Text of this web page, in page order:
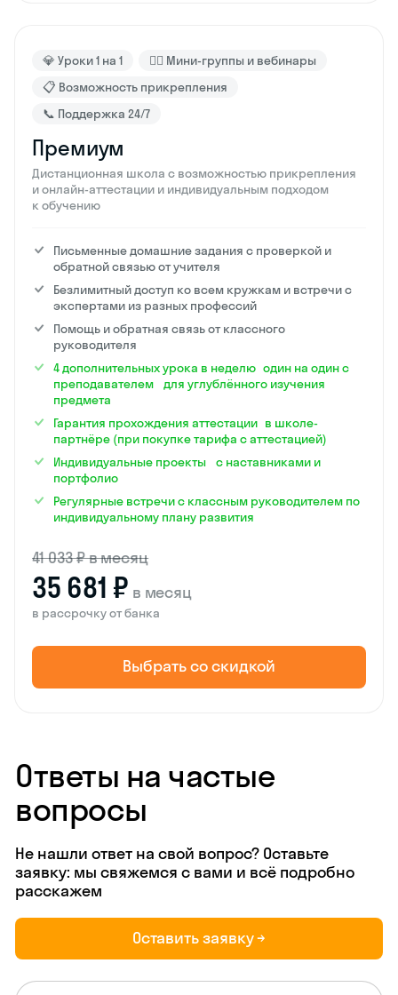
💎 Уроки 1 на 1
🙋‍♂️ Мини-группы и вебинары
📋 Возможность прикрепления
📞 Поддержка 24/7
Премиум
Дистанционная школа с возможностью прикрепления
и онлайн-аттестации и индивидуальным подходом
к обучению
Письменные домашние задания с проверкой и
обратной связью от учителя
Безлимитный доступ ко всем кружкам и встречи с
экспертами из разных профессий
Помощь и обратная связь от классного
руководителя
4 дополнительных урока в неделю один на один с
преподавателем для углублённого изучения
предмета
Гарантия прохождения аттестации в школе-
партнёре (при покупке тарифа с аттестацией)
Индивидуальные проекты с наставниками и
портфолио
Регулярные встречи с классным руководителем по
индивидуальному плану развития
41 033 ₽ в месяц
35 681 ₽ в месяц
в рассрочку от банка
Выбрать со скидкой
Ответы на частые
вопросы
Не нашли ответ на свой вопрос? Оставьте
заявку: мы свяжемся с вами и всё подробно
расскажем
Оставить заявку →